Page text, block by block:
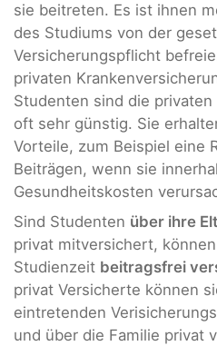
sie beitreten. Es ist ihnen
des Studiums von der
Versicherungspflicht
privaten
Studenten sind die
oft sehr günstig. Sie
Vorteile, zum Beispiel eine
Beiträgen, wenn sie
Gesundheitskosten
Sind Studenten über ihre
privat mitversichert,
Studienzeit beitragsfrei
privat Versicherte können
eintretenden
und über die Familie privat